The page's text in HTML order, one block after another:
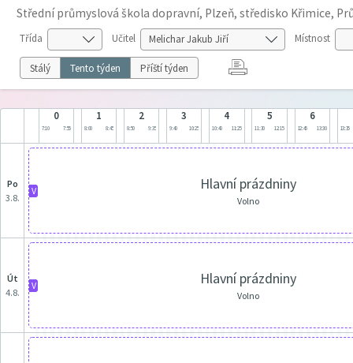
Střední průmyslová škola dopravní, Plzeň, středisko Křimice,
Třída Učitel Místnost
Stálý Tento týden Příští týden
0
7:10 7:55
1
8:00 8:45
2
8:50 9:35
3
9:40 10:25
4
10:40 11:25
5
11:30 12:15
6
12:45 13:30 13:35
po
3.8.
V Hlavní prázdniny
Volno
út
4.8.
V Hlavní prázdniny
Volno